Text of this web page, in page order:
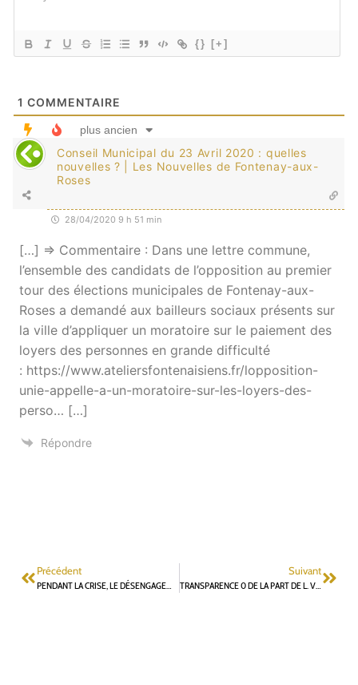
{} [+]
1 COMMENTAIRE
plus ancien
Conseil Municipal du 23 Avril 2020 : quelles
nouvelles ? | Les Nouvelles de Fontenay-aux-
Roses
28/04/2020 9 h 51 min
[…] => Commentaire : Dans une lettre commune,
l’ensemble des candidats de l’opposition au premier
tour des élections municipales de Fontenay-aux-
Roses a demandé aux bailleurs sociaux présents sur
la ville d’appliquer un moratoire sur le paiement des
loyers des personnes en grande difficulté
: https://www.ateliersfontenaisiens.fr/lopposition-
unie-appelle-a-un-moratoire-sur-les-loyers-des-
perso… […]
Répondre
Précédent Suivant
TRANSPARENCE 0 DE LA PART DE L. VASTEL VS DÉMARCHE COLLECTIVE DE TOUTE L’OPPOSITION